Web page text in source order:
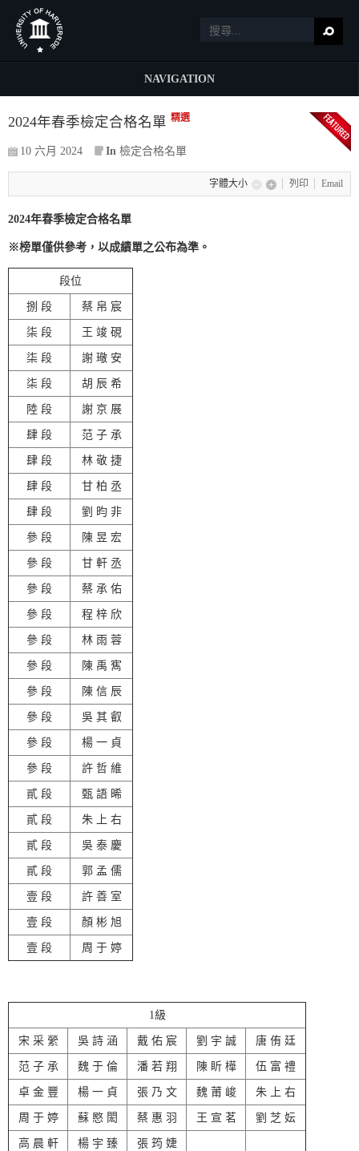
NAVIGATION
2024年春季檢定合格名單 精選
10 六月 2024 In 檢定合格名單
字體大小 列印 Email
2024年春季檢定合格名單
※榜單僅供參考，以成績單之公布為準。
段位
捌 段 蔡 帛 宸
柒 段 王 竣 硯
柒 段 謝 璥 安
柒 段 胡 辰 希
陸 段 謝 京 展
肆 段 范 子 承
肆 段 林 敬 捷
肆 段 甘 柏 丞
肆 段 劉 昀 非
參 段 陳 昱 宏
參 段 甘 軒 丞
參 段 蔡 承 佑
參 段 程 梓 欣
參 段 林 雨 蓉
參 段 陳 禹 寯
參 段 陳 信 辰
參 段 吳 其 叡
參 段 楊 一 貞
參 段 許 哲 維
貳 段 甄 語 晞
貳 段 朱 上 右
貳 段 吳 泰 慶
貳 段 郭 孟 儒
壹 段 許 善 室
壹 段 顏 彬 旭
壹 段 周 于 婷
1級
宋 采 縈 吳 詩 涵 戴 佑 宸 劉 宇 誠 唐 侑 廷
范 子 承 魏 于 倫 潘 若 翔 陳 盺 樺 伍 富 禮
卓 金 豐 楊 一 貞 張 乃 文 魏 莆 峻 朱 上 右
周 于 婷 蘇 愍 閎 蔡 惠 羽 王 宣 茗 劉 芝 妘
高 晨 軒 楊 宇 臻 張 筠 婕